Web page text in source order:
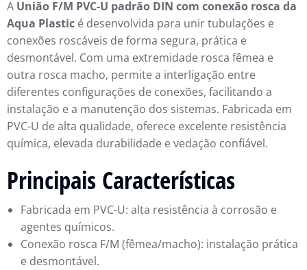
A União F/M PVC-U padrão DIN com conexão rosca da
Aqua Plastic é desenvolvida para unir tubulações e
conexões roscáveis de forma segura, prática e
desmontável. Com uma extremidade rosca fêmea e
outra rosca macho, permite a interligação entre
diferentes configurações de conexões, facilitando a
instalação e a manutenção dos sistemas. Fabricada em
PVC-U de alta qualidade, oferece excelente resistência
química, elevada durabilidade e vedação confiável.
Principais Características
Fabricada em PVC-U: alta resistência à corrosão e
agentes químicos.
Conexão rosca F/M (fêmea/macho): instalação prática
e desmontável.